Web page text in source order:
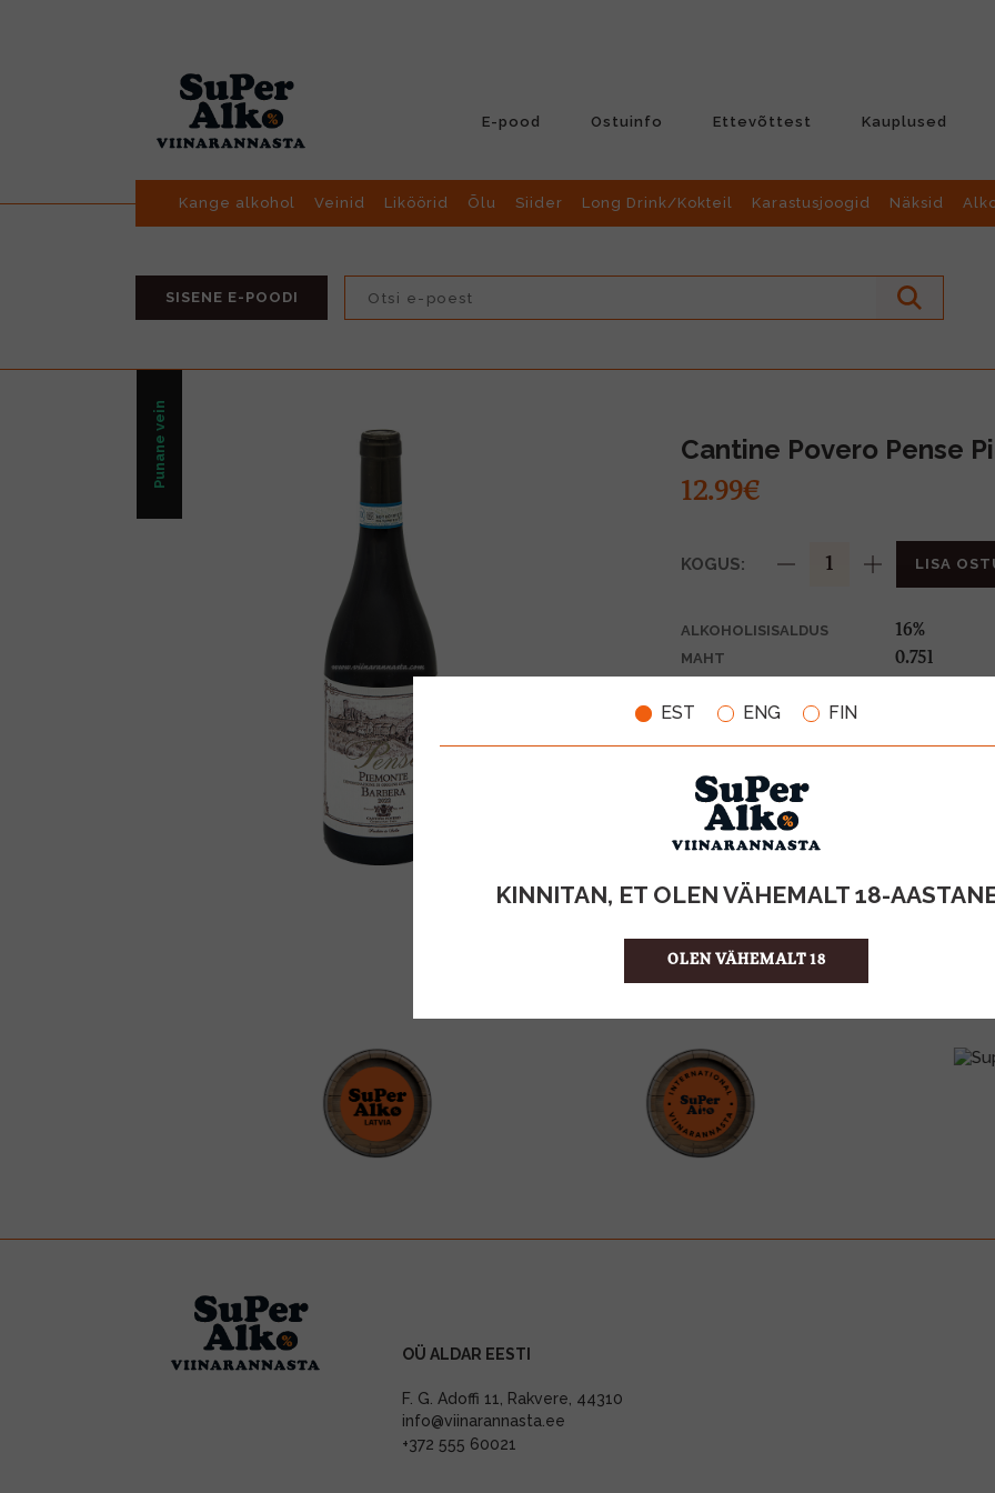
EST ENG FIN
KINNITAN, ET OLEN VÄHEMALT 18-
OLEN VÄHEMALT 18
E-pood Ostuinfo Ettevõttest Kauplused
Kange alkohol Veinid Liköörid Õlu Siider Long Drink/Kokteil Karastusjoogid Näksid
SISENE E-POODI
Punane vein Cantine Povero Pense
12.99€
KOGUS: LISA
ALKOHOLISISALDUS 16%
MAHT 0.75l
TOOTE LIIK
ÜHIKU HIND
KOGUS KASTIS
OÜ ALDAR EESTI
F. G. Adoffi 11, Rakvere, 44310
info@viinarannasta.ee
+372 555 60021